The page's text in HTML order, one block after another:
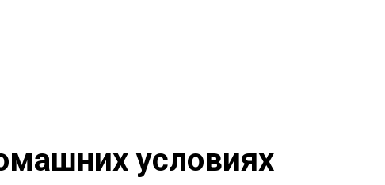
условиях